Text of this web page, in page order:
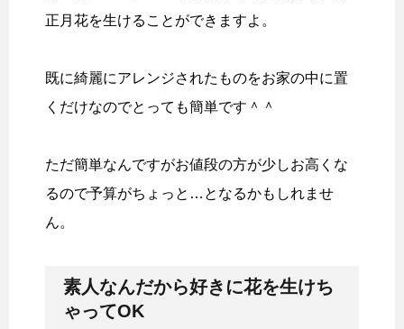
正月花を生けることができますよ。
既に綺麗にアレンジされたものをお家の中に置
くだけなのでとっても簡単です＾＾
ただ簡単なんですがお値段の方が少しお高くな
るので予算がちょっと…となるかもしれませ
ん。
素人なんだから好きに花を生けち
ゃってOK